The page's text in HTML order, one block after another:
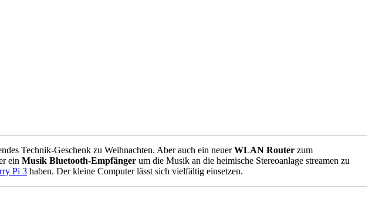
Technik-Geschenk zu Weihnachten. Aber auch ein neuerWLAN Router zum
ein Musik Bluetooth-Empfänger um die Musik an die heimische Stereoanlage streamen zu
Pi 3 haben. Der kleine Computer lässt sich vielfältig einsetzen.